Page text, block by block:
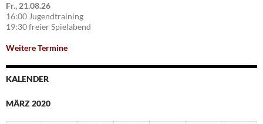
Fr., 21.08.26
16:00 Jugendtraining
19:30 freier Spielabend
Weitere Termine
KALENDER
MÄRZ 2020